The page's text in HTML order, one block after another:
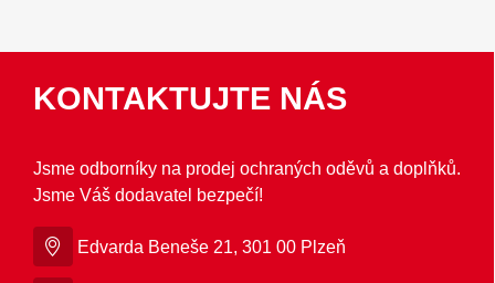
KONTAKTUJTE NÁS
Jsme odborníky na prodej ochraných oděvů a doplňků.
Jsme Váš dodavatel bezpečí!
Edvarda Beneše 21, 301 00 Plzeň